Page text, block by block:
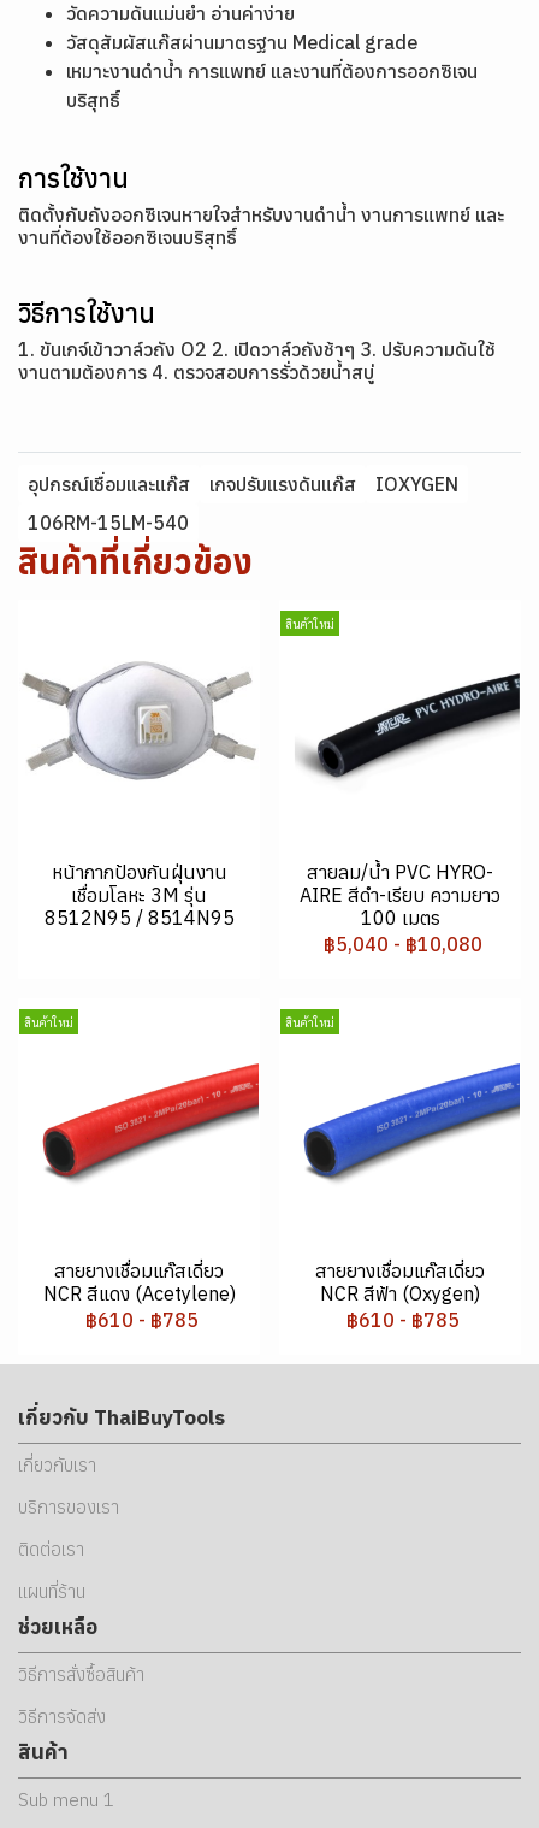
วัดความดันแม่นยำ อ่านค่าง่าย
วัสดุสัมผัสแก๊สผ่านมาตรฐาน Medical grade
เหมาะงานดำน้ำ การแพทย์ และงานที่ต้องการออกซิเจน
บริสุทธิ์
การใช้งาน
ติดตั้งกับถังออกซิเจนหายใจสำหรับงานดำน้ำ งานการแพทย์ และ
งานที่ต้องใช้ออกซิเจนบริสุทธิ์
วิธีการใช้งาน
1. ขันเกจ์เข้าวาล์วถัง O2 2. เปิดวาล์วถังช้าๆ 3. ปรับความดันใช้
งานตามต้องการ 4. ตรวจสอบการรั่วด้วยน้ำสบู่
อุปกรณ์เชื่อมและแก๊ส เกจปรับแรงดันแก๊ส
IOXYGEN
106RM-15LM-540
สินค้าที่เกี่ยวข้อง
หน้ากากป้องกันฝุ่นงาน
เชื่อมโลหะ 3M รุ่น
8512N95 / 8514N95
สินค้าใหม่
สายลม/น้ำ PVC HYRO-
AIRE สีดำ-เรียบ ความยาว
100 เมตร
฿5,040 - ฿10,080
สินค้าใหม่
สายยางเชื่อมแก๊สเดี่ยว
NCR สีแดง (Acetylene)
฿610 - ฿785
สินค้าใหม่
สายยางเชื่อมแก๊สเดี่ยว
NCR สีฟ้า (Oxygen)
฿610 - ฿785
เกี่ยวกับ ThaiBuyTools
เกี่ยวกับเรา
บริการของเรา
ติดต่อเรา
แผนที่ร้าน
ช่วยเหลือ
วิธีการสั่งซื้อสินค้า
วิธีการจัดส่ง
สินค้า
Sub menu 1